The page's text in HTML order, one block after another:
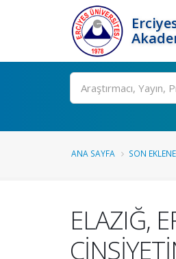
Ara
ANA SAYFA SON
ELAZIĞ,